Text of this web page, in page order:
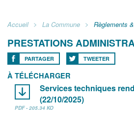
Accueil La Commune Règlements
PRESTATIONS
PARTAGER TWEETER
À TÉLÉCHARGER
Services techniques
(22/10/2025)
PDF - 205.34 KO